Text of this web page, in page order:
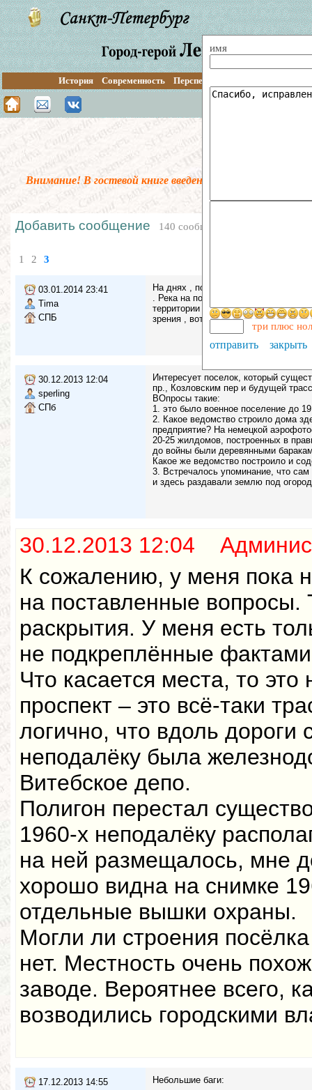
История Современность Перспективы
Внимание! В гостевой книге введена предмодерация.
имя
три плюс
отправить закрыть
Добавить сообщение 140 сообщений
1 2 3
03.01.2014 23:41
Tima
СПБ
На днях , побывал в парке Воинов-
. Река на повороте , превращается
территории чётко просматривается
зрения , вот ...
30.12.2013 12:04
sperling
СПб
Интересует поселок, который
пр., Козловским пер и будущей
ВОпросы такие:
1. это было военное поселение до
2. Какое ведомство строило дома
предприятие? На немецкой
20-25 жилдомов, построенных в
до войны были деревянными
Какое же ведомство построило и
3. Встречалось упоминание, что
и здесь раздавали землю под
30.12.2013 12:04
К сожалению, у меня пока
на поставленные вопросы.
раскрытия. У меня есть
не подкреплённые
Что касается места, то
проспект – это всё-таки
логично, что вдоль
неподалёку была
Витебское депо.
Полигон перестал
1960-х неподалёку
на ней размещалось, мне
хорошо видна на снимке
отдельные вышки охраны.
Могли ли строения
нет. Местность очень
заводе. Вероятнее всего,
возводились городскими
17.12.2013 14:55
Небольшие баги: